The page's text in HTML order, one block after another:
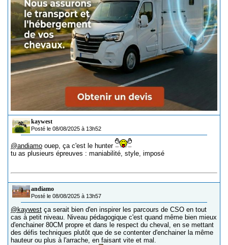
kaywest
Posté le 08/08/2025 à 13h52
@andiamo ouep, ça c'est le hunter
tu as plusieurs épreuves : maniabilité, style, imposé
andiamo
Posté le 08/08/2025 à 13h57
@kaywest ça serait bien d'en inspirer les parcours de CSO en tout
cas à petit niveau. Niveau pédagogique c'est quand même bien mieux
d'enchainer 80CM propre et dans le respect du cheval, en se mettant
des défis techniques plutôt que de se contenter d'enchainer la même
hauteur ou plus à l'arrache, en faisant vite et mal.